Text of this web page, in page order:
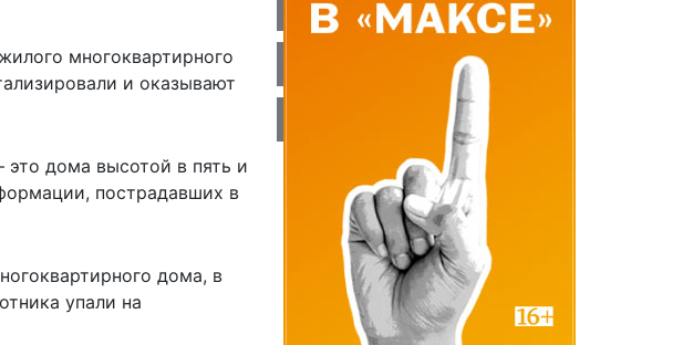
многоквартирного
и оказывают
дома высотой в пять и
пострадавших в
дома, в
упали на